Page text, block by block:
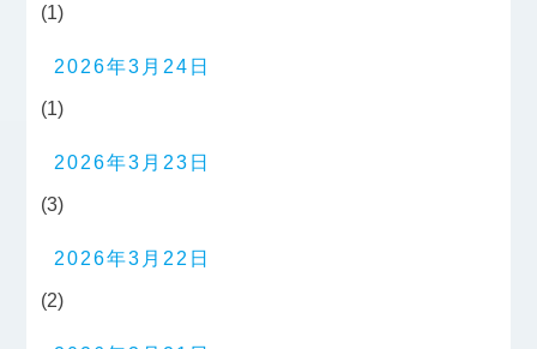
(1)
2026年3月24日
(1)
2026年3月23日
(3)
2026年3月22日
(2)